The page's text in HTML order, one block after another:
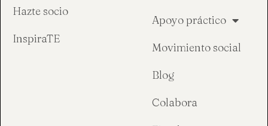
Hazte socio
InspiraTE
Apoyo práctico
Movimiento social
Blog
Colabora